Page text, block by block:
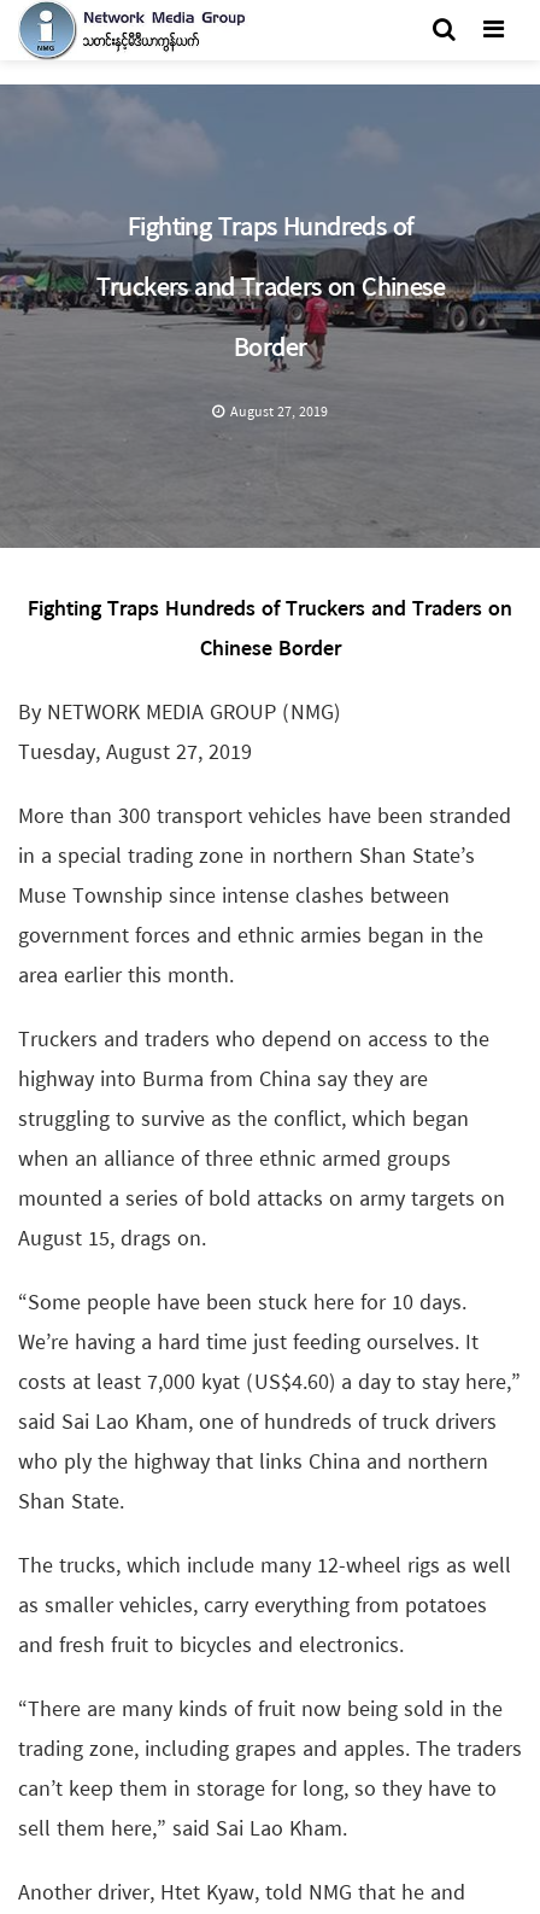
Fighting Traps Hundreds of
Truckers and Traders on Chinese
Border
August 27, 2019
Fighting Traps Hundreds of Truckers and Traders on
Chinese Border
By NETWORK MEDIA GROUP (NMG)
Tuesday, August 27, 2019
More than 300 transport vehicles have been stranded
in a special trading zone in northern Shan State’s
Muse Township since intense clashes between
government forces and ethnic armies began in the
area earlier this month.
Truckers and traders who depend on access to the
highway into Burma from China say they are
struggling to survive as the conflict, which began
when an alliance of three ethnic armed groups
mounted a series of bold attacks on army targets on
August 15, drags on.
“Some people have been stuck here for 10 days.
We’re having a hard time just feeding ourselves. It
costs at least 7,000 kyat (US$4.60) a day to stay here,”
said Sai Lao Kham, one of hundreds of truck drivers
who ply the highway that links China and northern
Shan State.
The trucks, which include many 12-wheel rigs as well
as smaller vehicles, carry everything from potatoes
and fresh fruit to bicycles and electronics.
“There are many kinds of fruit now being sold in the
trading zone, including grapes and apples. The traders
can’t keep them in storage for long, so they have to
sell them here,” said Sai Lao Kham.
Another driver, Htet Kyaw, told NMG that he and